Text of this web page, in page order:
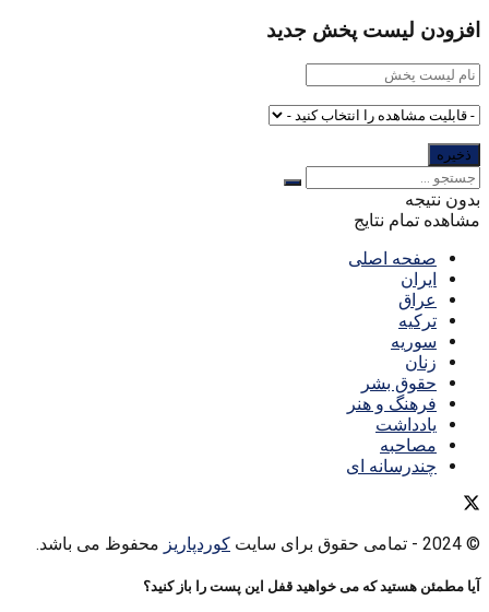
افزودن لیست پخش جدید
بدون نتیجه
مشاهده تمام نتایج
صفحه اصلی
ایران
عراق
ترکیه
سوریه
زنان
حقوق بشر
فرهنگ و هنر
یادداشت
مصاحبه
چندرسانه ای
© 2024 - تمامی حقوق برای سایت کوردپاریز محفوظ می باشد.
آیا مطمئن هستید که می خواهید قفل این پست را باز کنید؟